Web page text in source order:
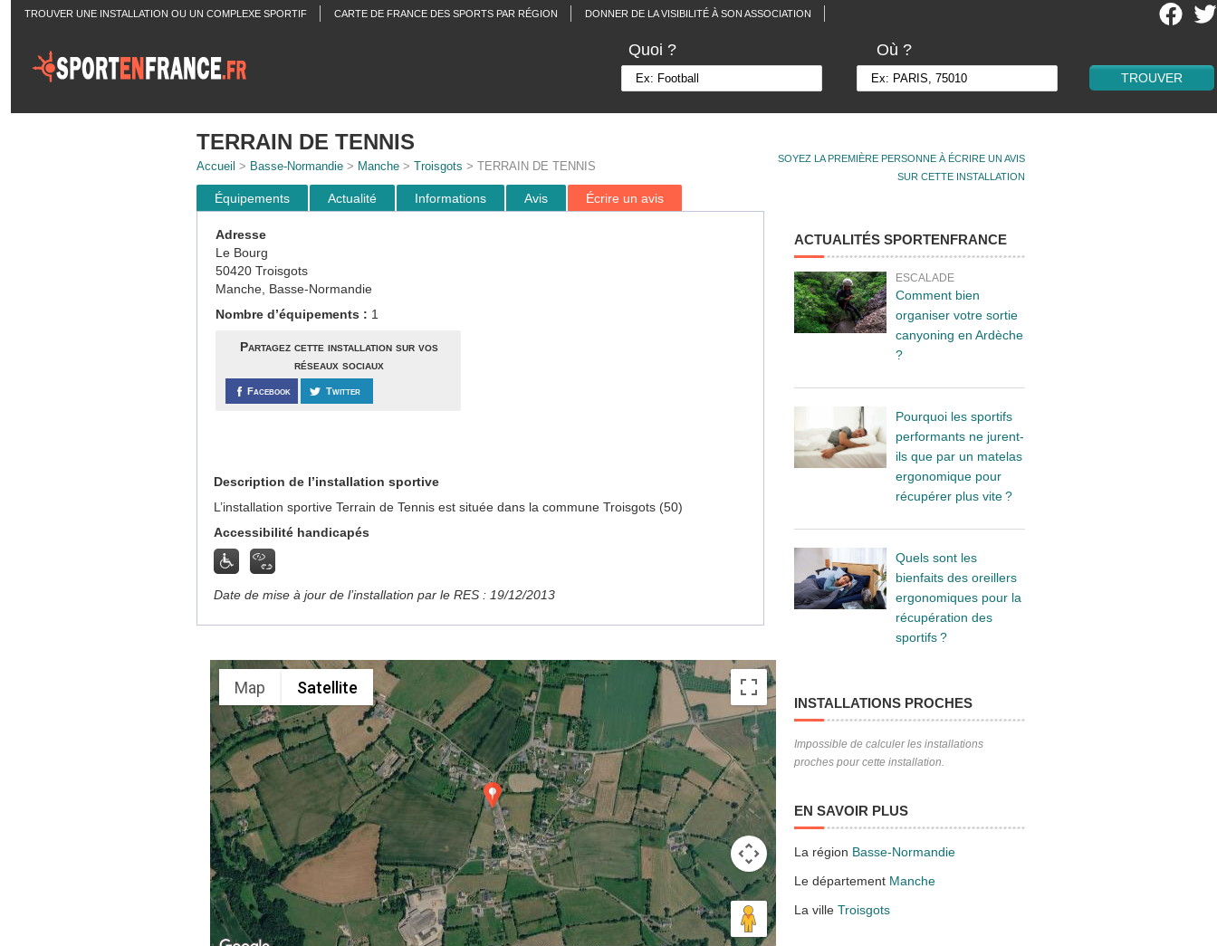
TROUVER UNE INSTALLATION OU UN COMPLEXE SPORTIF CARTE DE FRANCE DES SPORTS PAR RÉGION DONNER DE LA VISIBILITÉ À SON ASSOCIATION
Quoi ? Où ?
SOYEZ LA PREMIÈRE PERSONNE À ÉCRIRE UN AVIS
SUR CETTE INSTALLATION
TERRAIN DE TENNIS
Accueil > Basse-Normandie> Manche> Troisgots > TERRAIN DE TENNIS
Équipements Actualité Informations Avis Écrire un avis
Adresse
Le Bourg
50420 Troisgots
Manche, Basse-Normandie
Nombre d’équipements : 1
Partagez cette installation sur vos
réseaux sociaux
Facebook Twitter
Description de l’installation sportive
L’installation sportive Terrain de Tennis est située dans la commune Troisgots (50)
Accessibilité handicapés
Date de mise à jour de l’installation par le RES : 19/12/2013
Map Satellite
ACTUALITÉS SPORTENFRANCE
ESCALADE
Comment bien
organiser votre sortie
canyoning en Ardèche
?
Pourquoi les sportifs
performants ne jurent-
ils que par un matelas
ergonomique pour
récupérer plus vite ?
Quels sont les
bienfaits des oreillers
ergonomiques pour la
récupération des
sportifs ?
INSTALLATIONS PROCHES
Impossible de calculer les installations
proches pour cette installation.
EN SAVOIR PLUS
La région Basse-Normandie
Le département Manche
La ville Troisgots